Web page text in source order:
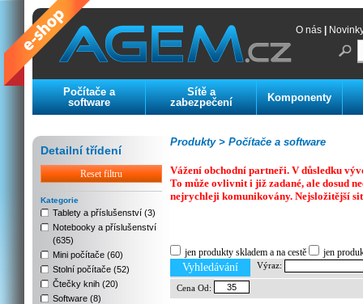
O nás
Počítače a
software
Sítě a
zabezpečení
Komponenty
Detailní třídení
Reset filtru
Kategorie
Tablety a příslušenství (3)
Notebooky a příslušenství
(635)
Mini počítače (60)
Stolní počítače (52)
Čtečky knih (20)
Software (8)
Počítače a software
Produkty >
Vážení obchodní partneři. V důsledku
To může ovlivnit i již zadané, ale dosud
nejrychleji komunikovány. Nejsložitější
jen produkty skladem a na cestě jen
Vyhledávání Výraz:
Cena Od: